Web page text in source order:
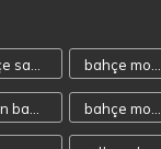
bahçe sandalyeleri bahçe mobilyaları